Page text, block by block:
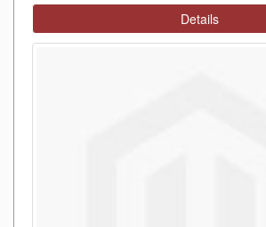
Details